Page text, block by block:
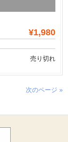
¥1,980
売り切れ
次のページ »